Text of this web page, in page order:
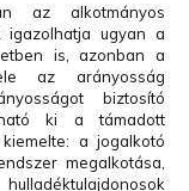
az alkotmányos
igazolhatja ugyan a
is, azonban a
az arányosság
biztosító
ki a támadott
a jogalkotó
megalkotása,